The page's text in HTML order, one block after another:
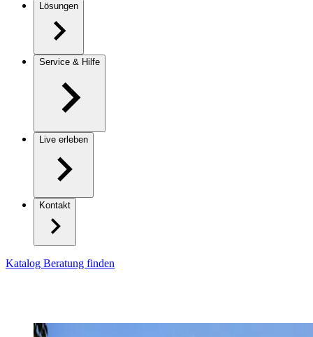
Lösungen
Service & Hilfe
Live erleben
Kontakt
Katalog Beratung finden